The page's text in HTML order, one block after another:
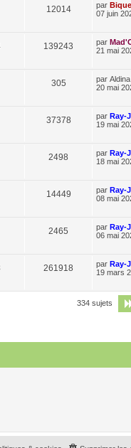
12014 par
07 juin
139243 par
21 mai
305 par Aldina
20 mai
37378 par Ray-J
19 mai
2498 par Ray-J
18 mai
14449 par Ray-J
08 mai
2465 par Ray-J
06 mai
261918 par Ray-J
19 mars
334 sujets